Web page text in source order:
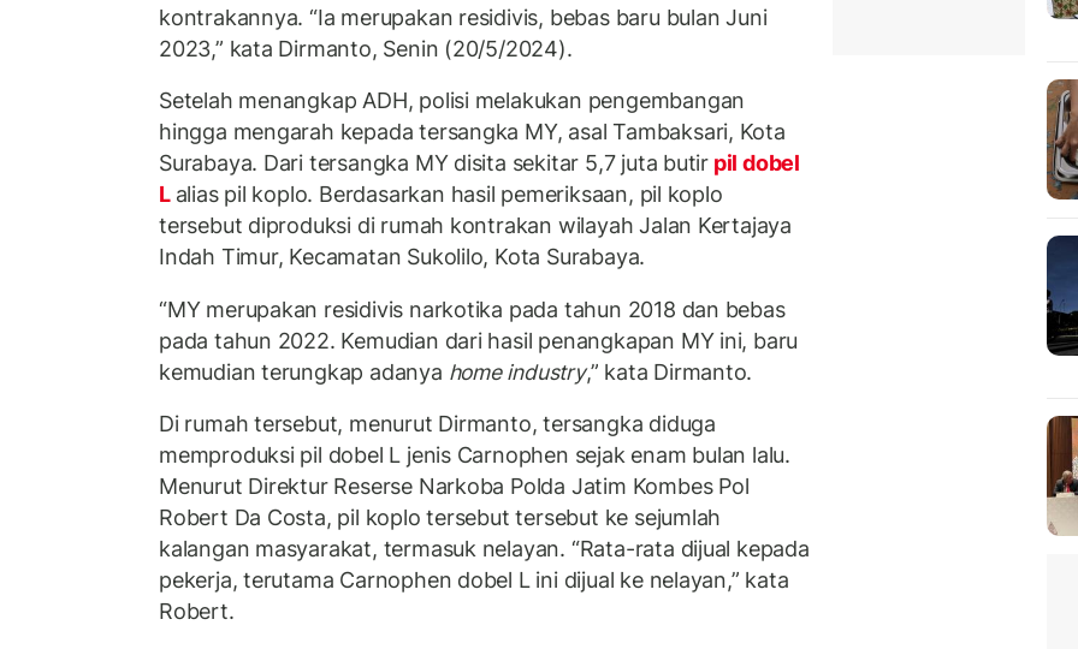
kontrakannya. “Ia merupakan residivis, bebas baru bulan Juni
2023,” kata Dirmanto, Senin (20/5/2024).
Setelah menangkap ADH, polisi melakukan pengembangan
hingga mengarah kepada tersangka MY, asal Tambaksari, Kota
Surabaya. Dari tersangka MY disita sekitar 5,7 juta butir pil dobel
L alias pil koplo. Berdasarkan hasil pemeriksaan, pil koplo
tersebut diproduksi di rumah kontrakan wilayah Jalan Kertajaya
Indah Timur, Kecamatan Sukolilo, Kota Surabaya.
“MY merupakan residivis narkotika pada tahun 2018 dan bebas
pada tahun 2022. Kemudian dari hasil penangkapan MY ini, baru
kemudian terungkap adanya home industry,” kata Dirmanto.
Di rumah tersebut, menurut Dirmanto, tersangka diduga
memproduksi pil dobel L jenis Carnophen sejak enam bulan lalu.
Menurut Direktur Reserse Narkoba Polda Jatim Kombes Pol
Robert Da Costa, pil koplo tersebut tersebut ke sejumlah
kalangan masyarakat, termasuk nelayan. “Rata-rata dijual kepada
pekerja, terutama Carnophen dobel L ini dijual ke nelayan,” kata
Robert.